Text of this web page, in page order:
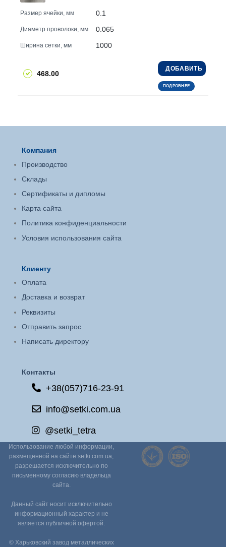
Размер ячейки, мм 0.1
Диаметр проволоки, мм 0.065
Ширина сетки, мм 1000
468.00
ДОБАВИТЬ
ПОДРОБНЕЕ
Компания
Производство
Склады
Сертификаты и дипломы
Карта сайта
Политика конфиденциальности
Условия использования сайта
Клиенту
Оплата
Доставка и возврат
Реквизиты
Отправить запрос
Написать директору
Контакты
+38(057)716-23-91
info@setki.com.ua
@setki_tetra
Использование любой информации,
размещенной на сайте setki.com.ua,
разрешается исключительно по
письменному согласию владельца
сайта.
Данный сайт носит исключительно
информационный характер и не
является публичной офертой.
© Харьковский завод металлических